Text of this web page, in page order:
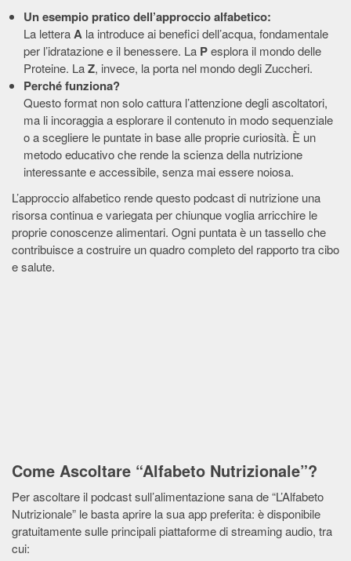
Un esempio pratico dell’approccio alfabetico:
La letteraA la introduce ai benefici dell’acqua, fondamentale
per l’idratazione e il benessere. La Pesplora il mondo delle
Proteine. LaZ, invece, la porta nel mondo degli Zuccheri.
Perché funziona?
Questo format non solo cattura l’attenzione degli ascoltatori,
ma li incoraggia a esplorare il contenuto in modo sequenziale
o a scegliere le puntate in base alle proprie curiosità. È un
metodo educativo che rende la scienza della nutrizione
interessante e accessibile, senza mai essere noiosa.
L’approccio alfabetico rende questo podcast di nutrizione una
risorsa continua e variegata per chiunque voglia arricchire le
proprie conoscenze alimentari. Ogni puntata è un tassello che
contribuisce a costruire un quadro completo del rapporto tra cibo
e salute.
Come Ascoltare “Alfabeto Nutrizionale”?
Per ascoltare il podcast sull’alimentazione sana de “L’Alfabeto
Nutrizionale” le basta aprire la sua app preferita: è disponibile
gratuitamente sulle principali piattaforme di streaming audio, tra
cui: